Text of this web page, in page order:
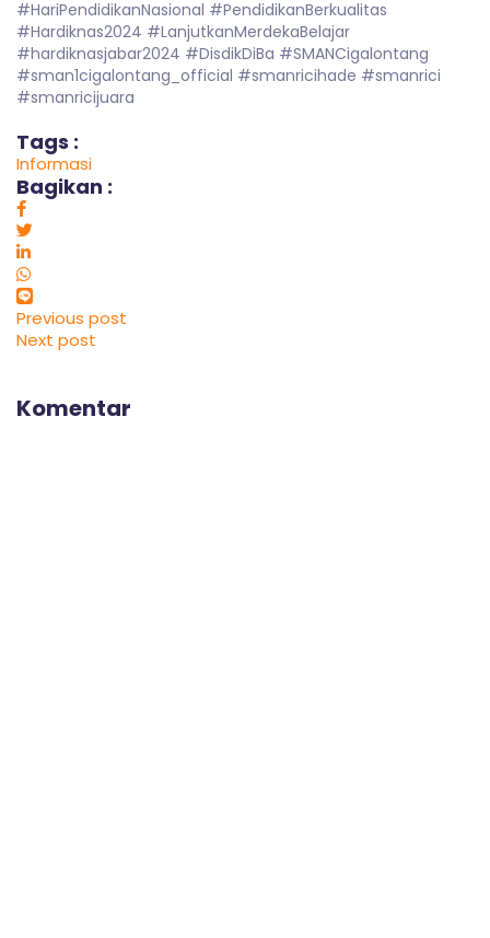
#HariPendidikanNasional #PendidikanBerkualitas
#Hardiknas2024 #LanjutkanMerdekaBelajar
#hardiknasjabar2024 #DisdikDiBa #SMANCigalontang
#sman1cigalontang_official #smanricihade #smanrici
#smanricijuara
Tags :
Informasi
Bagikan :
Previous post
Next post
Komentar